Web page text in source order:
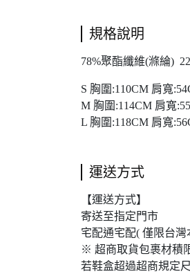
規格說明
78%聚酯纖維(滌綸)
S 胸圍:110CM 肩寬
M 胸圍:114CM 肩寬
L 胸圍:118CM 肩寬
運送方式
【運送方式】
寄送至指定門市
宅配通宅配( 僅限台灣
※ 超商取貨包裹材積
若鞋盒超過超商規定